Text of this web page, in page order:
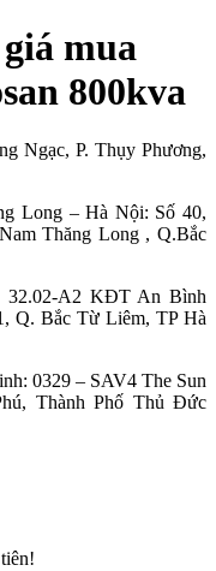
mua
800kva
Ngạc, P. Thụy Phương,
Long – Hà Nội: Số 40,
Thăng Long , Q.Bắc
32.02-A2 KĐT An Bình
Q. Bắc Từ Liêm, TP Hà
0329 – SAV4 The Sun
Thành Phố Thủ Đức